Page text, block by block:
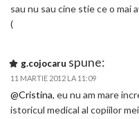
sau nu sau cine stie ce o mai
(
g.cojocaru spune:
11 MARTIE 2012 LA 11:09
@Cristina, eu nu am mare
istoricul medical al copiilor